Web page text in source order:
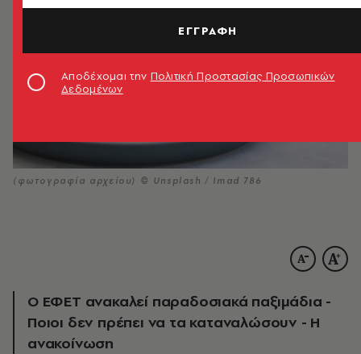
(φωτογραφία αρχείου) © Unsplash / Imad 786
Ο ΕΦΕΤ ανακαλεί παραδοσιακά παξιμάδια -
Ποιοι δεν πρέπει να τα καταναλώσουν - Η
ανακοίνωση
ΕΓΓΡΑΦΗ
Αποδέχομαι την Πολιτική Προστασίας Προσωπικών
Δεδομένων